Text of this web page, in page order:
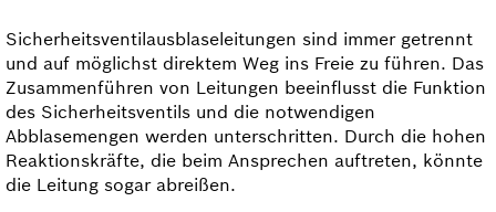
Sicherheits­ventilausblase­leitungen sind immer getrennt
und auf möglichst direktem Weg ins Freie zu führen. Das
Zusammenführen von Leitungen beeinflusst die Funktion
des Sicherheits­ventils und die not­wendigen
Abblasemengen werden unterschritten. Durch die hohen
Reaktionskräfte, die beim Ansprechen auftreten, könnte
die Leitung sogar abreißen.